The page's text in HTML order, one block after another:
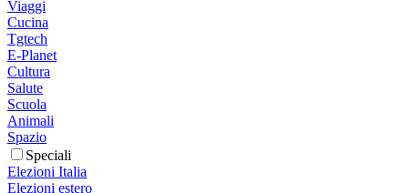
Viaggi
Cucina
Tgtech
E-Planet
Cultura
Salute
Scuola
Animali
Spazio
Speciali
Elezioni Italia
Elezioni estero